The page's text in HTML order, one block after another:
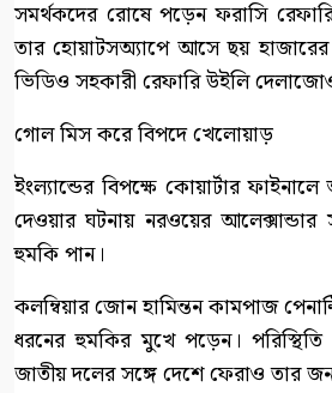
সমর্থকদের রোষে পড়েন ফরাসি রেফারি
তার হোয়াটসঅ্যাপে আসে ছয় হাজারের
ভিডিও সহকারী রেফারি উইলি
গোল মিস করে বিপদে খেলোয়াড়
ইংল্যান্ডের বিপক্ষে কোয়ার্টার
দেওয়ার ঘটনায় নরওয়ের
হুমকি পান।
কলম্বিয়ার জোন হামিন্তন কামপাজ
ধরনের হুমকির মুখে পড়েন।
জাতীয় দলের সঙ্গে দেশে ফেরাও তার